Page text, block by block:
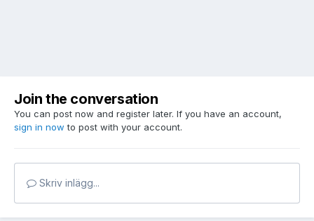
Join the conversation
You can post now and register later. If you have an account,
sign in now to post with your account.
Skriv inlägg...